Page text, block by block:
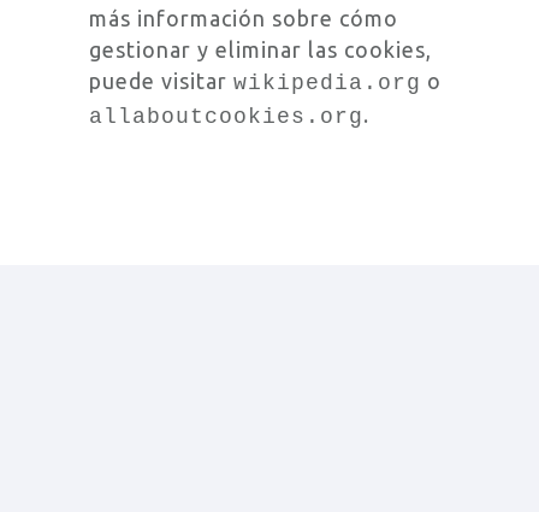
más información sobre cómo
gestionar y eliminar las cookies,
puede visitar wikipedia.org o
allaboutcookies.org.